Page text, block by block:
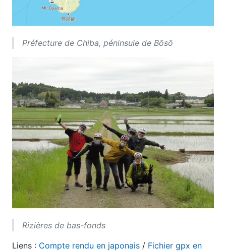
Préfecture de Chiba, péninsule de Bōsō
Rizières de bas-fonds
Liens : Compte rendu en japonais / Fichier gpx en